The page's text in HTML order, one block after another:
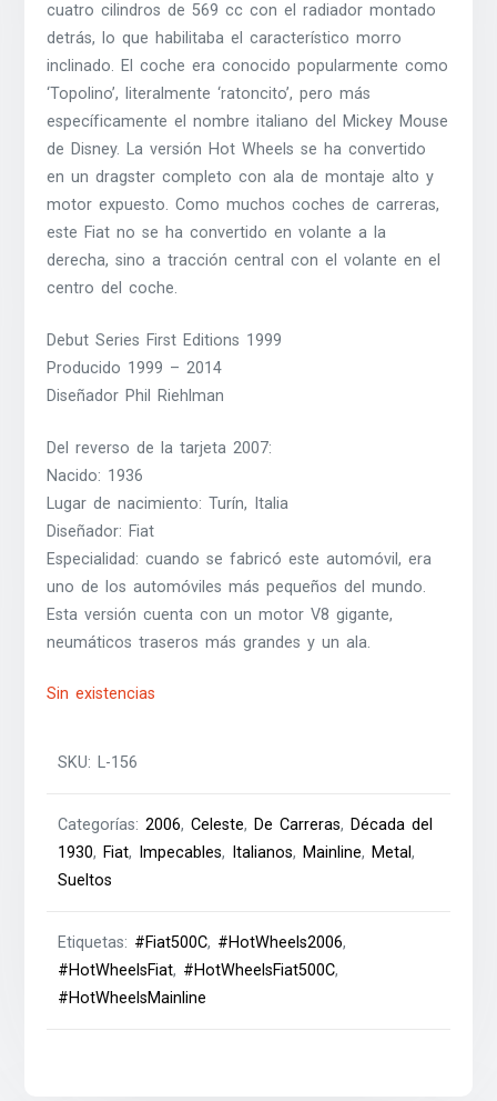
cuatro cilindros de 569 cc con el radiador montado
detrás, lo que habilitaba el característico morro
inclinado. El coche era conocido popularmente como
‘Topolino’, literalmente ‘ratoncito’, pero más
específicamente el nombre italiano del Mickey Mouse
de Disney. La versión Hot Wheels se ha convertido
en un dragster completo con ala de montaje alto y
motor expuesto. Como muchos coches de carreras,
este Fiat no se ha convertido en volante a la
derecha, sino a tracción central con el volante en el
centro del coche.
Debut Series First Editions 1999
Producido 1999 – 2014
Diseñador Phil Riehlman
Del reverso de la tarjeta 2007:
Nacido: 1936
Lugar de nacimiento: Turín, Italia
Diseñador: Fiat
Especialidad: cuando se fabricó este automóvil, era
uno de los automóviles más pequeños del mundo.
Esta versión cuenta con un motor V8 gigante,
neumáticos traseros más grandes y un ala.
Sin existencias
SKU: L-156
Categorías:2006,Celeste, De Carreras, Década del
1930, Fiat, Impecables, Italianos, Mainline, Metal,
Sueltos
Etiquetas: #Fiat500C, #HotWheels2006,
#HotWheelsFiat, #HotWheelsFiat500C,
#HotWheelsMainline